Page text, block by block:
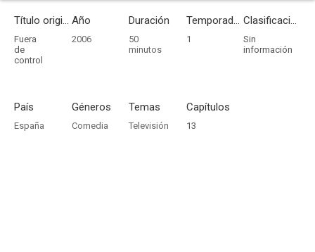
Título original
Fuera
de
control
Año
2006
Duración
50
minutos
Temporadas
1
Clasificación por edades
Sin
información
País
España
Géneros
Comedia
Temas
Televisión
Capítulos
13